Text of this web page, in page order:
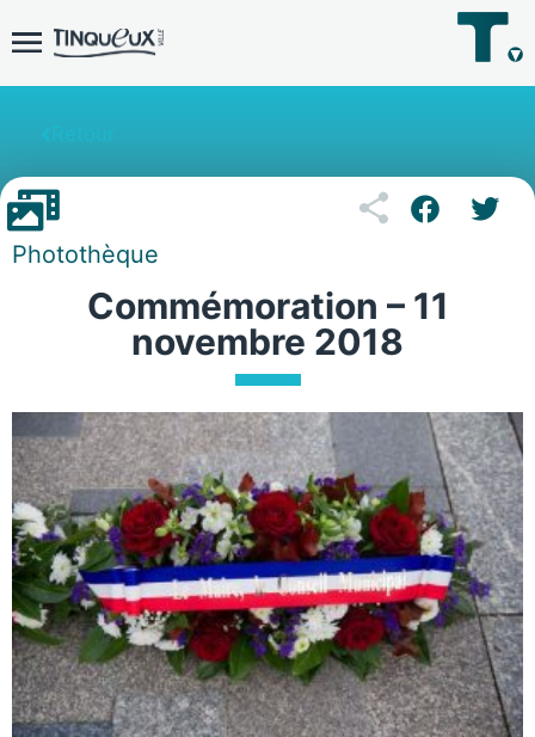
Photothèque
Commémoration – 11
novembre 2018